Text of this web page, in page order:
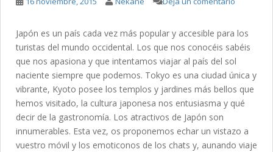
Japón es un país cada vez más popular y accesible para los
turistas del mundo occidental. Los que nos conocéis sabéis
que nos apasiona y que intentamos viajar al país del sol
naciente siempre que podemos. Tokyo es una ciudad única y
vibrante, Kyoto posee los templos y jardines más bellos que
hemos visitado, la cultura japonesa nos entusiasma y qué
decir de la gastronomía. Los atractivos de Japón son
innumerables. Esta vez, os proponemos echar un vistazo a
vuestro móvil y los emoticonos de los chats y, aunando viaje